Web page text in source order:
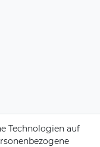
Technologien auf